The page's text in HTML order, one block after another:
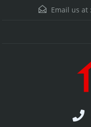
Email us at :